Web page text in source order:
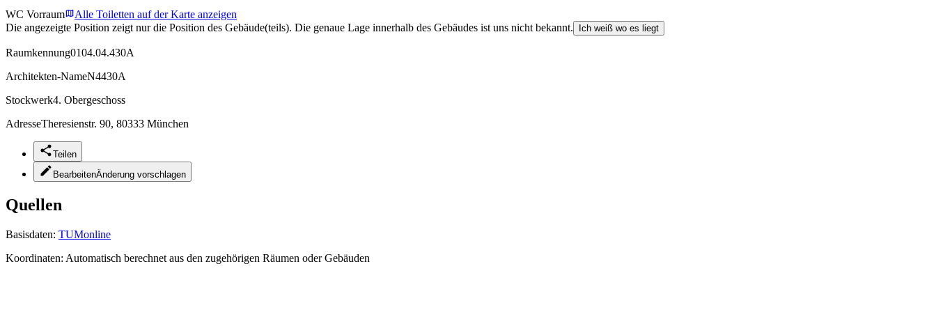
WC Vorraum
Alle Toiletten auf der Karte anzeigen
Die angezeigte Position zeigt nur die Position des Gebäude(teils). Die genaue Lage innerhalb des Gebäudes ist uns nicht bekannt.
Ich weiß wo es liegt
Raumkennung0104.04.430A
Architekten-NameN4430A
Stockwerk4. Obergeschoss
AdresseTheresienstr. 90, 80333 München
Teilen
BearbeitenÄnderung vorschlagen
Quellen
Basisdaten: TUMonline
Koordinaten: Automatisch berechnet aus den zugehörigen Räumen oder Gebäuden